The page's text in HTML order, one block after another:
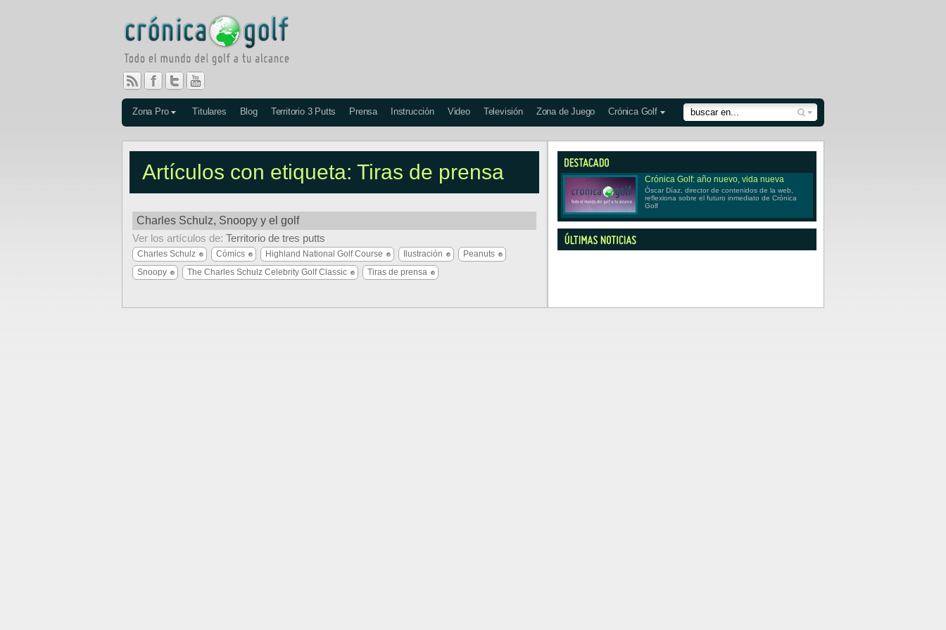
Zona Pro Titulares Blog Territorio 3 Putts Prensa Instrucción Video Televisión Zona de Juego Crónica Golf
Artículos con etiqueta: Tiras de prensa
Charles Schulz, Snoopy y el golf
Ver los artículos de: Territorio de tres putts
Charles Schulz Cómics Highland National Golf Course Ilustración
Peanuts
Snoopy
The Charles Schulz Celebrity Golf Classic Tiras de prensa
Crónica Golf: año nuevo, vida nueva
Óscar Díaz, director de contenidos de la web,
reflexiona sobre el futuro inmediato de Crónica
Golf